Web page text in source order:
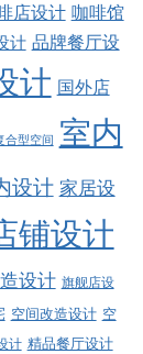
店设计 咖啡馆
计 品牌餐厅设
计 国外店
合型空间
室内
设计 家居设
铺设计
设计 旗舰店设
空间改造设计 空
计 精品餐厅设计